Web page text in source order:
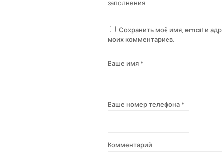
заполнения.
Комментарий
Ваше имя *
Сохранить моё имя, email и
моих комментариев.
Ваше номер телефона *